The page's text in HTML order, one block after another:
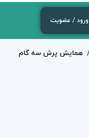
ورود / عضویت
همایش پرش سه گام